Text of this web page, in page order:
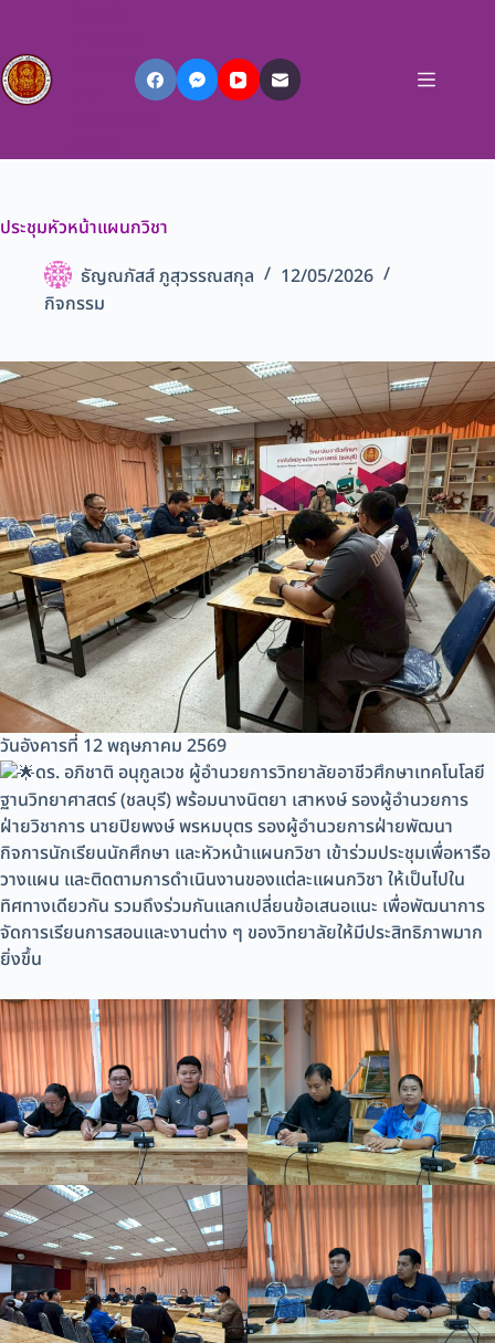
เทคโนโลยี
ประชุมหัวหน้าแผนกวิชา
ธัญณภัสส์ ภูสุวรรณสกุล
12/05/2026
กิจกรรม
วันอังคารที่ 12 พฤษภาคม 2569
ดร. อภิชาติ อนุกูลเวช ผู้อำนวยการวิทยาลัยอาชีวศึกษาเทคโนโลยี
ฐานวิทยาศาสตร์ (ชลบุรี) พร้อมนางนิตยา เสาหงษ์ รองผู้อำนวยการ
ฝ่ายวิชาการ นายปิยพงษ์ พรหมบุตร รองผู้อำนวยการฝ่ายพัฒนา
กิจการนักเรียนนักศึกษา และหัวหน้าแผนกวิชา เข้าร่วมประชุมเพื่อหารือ
วางแผน และติดตามการดำเนินงานของแต่ละแผนกวิชา ให้เป็นไปใน
ทิศทางเดียวกัน รวมถึงร่วมกันแลกเปลี่ยนข้อเสนอแนะ เพื่อพัฒนาการ
จัดการเรียนการสอนและงานต่าง ๆ ของวิทยาลัยให้มีประสิทธิภาพมาก
ยิ่งขึ้น